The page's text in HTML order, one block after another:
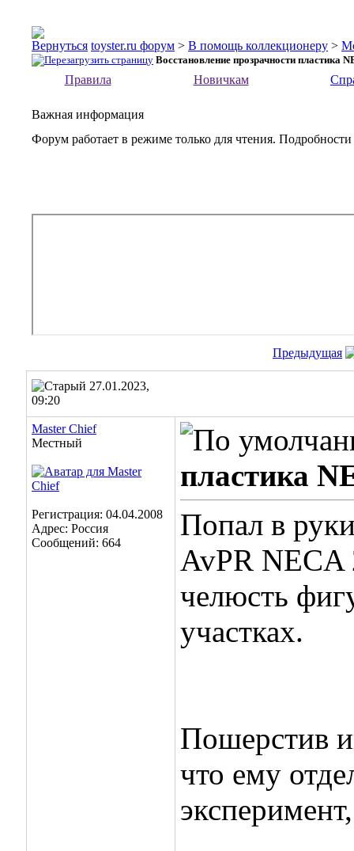
toyster.ru форум > В помощь коллекционеру >
Восстановление прозрачности пластика
Правила Новичкам
Важная информация
Форум работает в режиме только для чтения.
Предыдущая
27.01.2023,
09:20
Master Chief
Местный
Регистрация: 04.04.2008
Адрес: Россия
Сообщений: 664
пластика
Попал в
AvPR NECA
челюсть
участках.
Пошерстив
что ему